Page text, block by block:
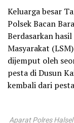
Keluarga besar
Polsek Bacan
Berdasarkan
Masyarakat
dijemput oleh
pesta di Dusun
kembali dari
Aparat Polres